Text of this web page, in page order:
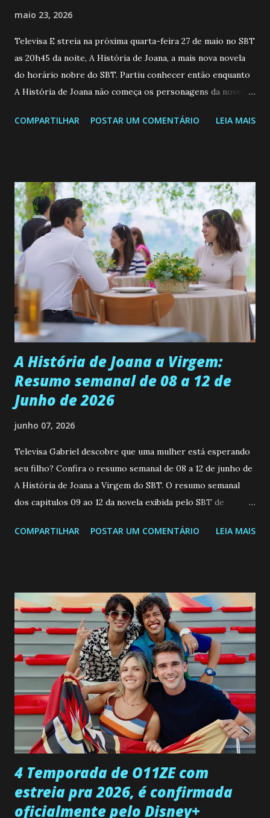
maio 23, 2026
Televisa E streia na próxima quarta-feira 27 de maio no SBT
as 20h45 da noite, A História de Joana, a mais nova novela
do horário nobre do SBT. Partiu conhecer então enquanto
A História de Joana não começa os personagens da novela?
de 25/05/26 a 31/05/26 JOANA GUADALUPE (Camila
permanecer virgem até encontrar o homem que realmente
ama, o que não é fácil, já que dedica todas as suas energias a
se aprimorar, trabalhando, estudando e se orgulhando de
ser a primeira mulher da família a ingressar na
universidade. Ela tem uma personalidade muito alegre, é
muito madura para a idade, determinada, criativa e
empática. Detesta injustiças e é uma ótima amiga. Pode ser
teimosa e muito persistente quando decide fazer algo.
Durante um exame ginecológico, ela é inseminada por eng...
COMPARTILHAR POSTAR UM COMENTÁRIO LEIA MAIS
A História de Joana a Virgem:
Resumo semanal de 08 a 12 de
Junho de 2026
junho 07, 2026
Televisa Gabriel descobre que uma mulher está esperando
seu filho? Confira o resumo semanal de 08 a 12 de junho de
A História de Joana a Virgem do SBT. O resumo semanal
dos capitulos 09 ao 12 da novela exibida pelo SBT de
a Programação Semanal do SBT de 08/06/26 a 14/06/26
confessa a Gabriel que ele demonstrou ser o tipo de
pessoa que ela tanto desejou durante toda a vida. Camila
entra no quarto de Gabriel e imagina como seria o
encontro deles, quando conseguir seduzi-lo. Manuel avisa a
Paula sobre a suposta infidelidade de Gabriel com Joana.
Rogerio consegue se livrar de todas as suspeitas pelo
desaparecimento de Francisco, apontando que ele poderia
ter sido vítima da fúria de Gabriel. Artur informa a Gabriel
que a clínica inseminou por engano outra paciente, que está
...
COMPARTILHAR POSTAR UM COMENTÁRIO LEIA MAIS
4 Temporada de O11ZE com
estreia pra 2026, é confirmada
oficialmente pelo Disney+